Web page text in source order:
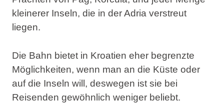
kleinerer Inseln, die in der Adria verstreut
liegen.
Die Bahn bietet in Kroatien eher begrenzte
Möglichkeiten, wenn man an die Küste oder
auf die Inseln will, deswegen ist sie bei
Reisenden gewöhnlich weniger beliebt.